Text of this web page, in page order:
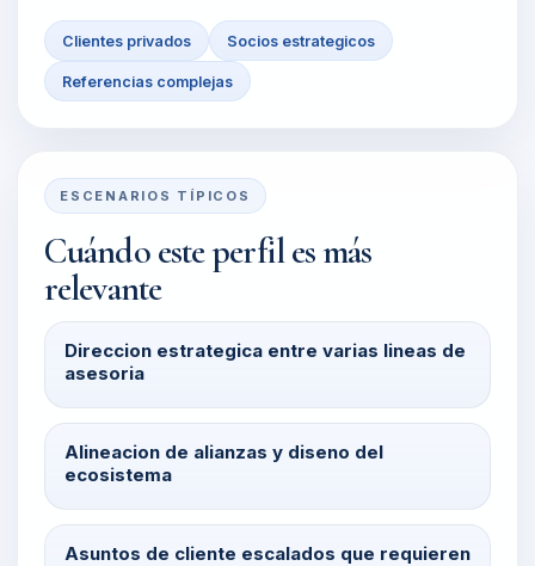
Clientes privados Socios estrategicos
Referencias complejas
ESCENARIOS TÍPICOS
Cuándo este perfil es más
relevante
Direccion estrategica entre varias lineas de
asesoria
Alineacion de alianzas y diseno del
ecosistema
Asuntos de cliente escalados que requieren